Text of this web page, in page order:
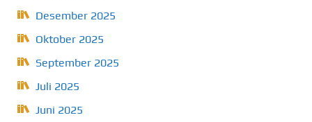
Desember 2025
Oktober 2025
September 2025
Juli 2025
Juni 2025